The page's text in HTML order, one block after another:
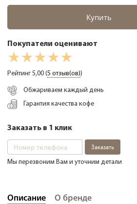
Акции
Статьи
Купить
Покупатели оценивают
Рейтинг 5,00 (5 отзыв(ов))
Обжариваем каждый день
Гарантия качества кофе
Заказать в 1 клик
Заказать
Мы перезвоним Вам и уточним детали
Описание О бренде